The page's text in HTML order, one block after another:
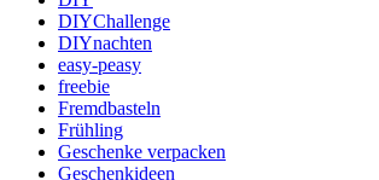
DIYChallenge
DIYnachten
easy-peasy
freebie
Fremdbasteln
Frühling
Geschenke verpacken
Geschenkideen